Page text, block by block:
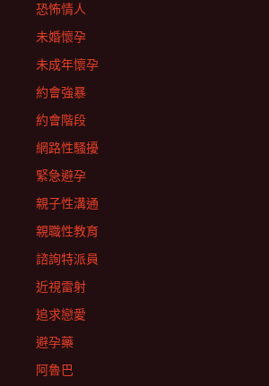
恐怖情人
未婚懷孕
未成年懷孕
約會強暴
約會階段
網路性騷擾
緊急避孕
親子性溝通
親職性教育
諮詢特派員
近視雷射
追求戀愛
避孕藥
阿魯巴